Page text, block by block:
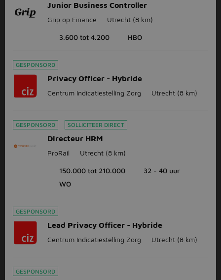
Junior Business Controller
Grip op Finance Utrecht (8 km)
3.600 tot 4.200 HBO
GESPONSORD
Privacy Officer - Hybride
Centrum Indicatiestelling Zorg Utrecht (8 km)
GESPONSORD SOLLICITEER DIRECT
Directeur HRM
ProRail Utrecht (8 km)
150.000 tot 210.000
32 - 40 uur
WO
GESPONSORD
Lead Privacy Officer - Hybride
Centrum Indicatiestelling Zorg Utrecht (8 km)
GESPONSORD